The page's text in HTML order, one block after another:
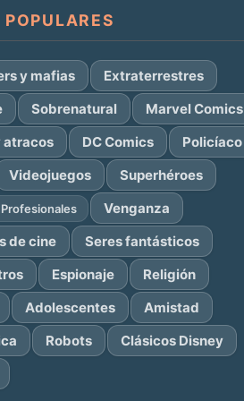
y mafias
Extraterrestres
Sobrenatural
Marvel Comics
atracos
DC Comics
Policíaco
Videojuegos Superhéroes
Venganza
de cine
Seres fantásticos
Espionaje
Religión
Adolescentes
Amistad
Robots
Clásicos Disney